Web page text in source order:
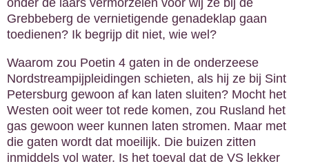
onder de laars vermorzelen voor wij ze bij de
Grebbeberg de vernietigende genadeklap gaan
toedienen? Ik begrijp dit niet, wie wel?
Waarom zou Poetin 4 gaten in de onderzeese
Nordstreampijpleidingen schieten, als hij ze bij Sint
Petersburg gewoon af kan laten sluiten? Mocht het
Westen ooit weer tot rede komen, zou Rusland het
gas gewoon weer kunnen laten stromen. Maar met
die gaten wordt dat moeilijk. Die buizen zitten
inmiddels vol water. Is het toeval dat de VS lekker